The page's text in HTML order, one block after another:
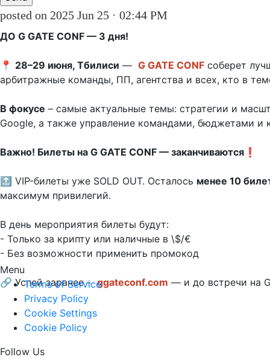
posted on 2025 Jun 25 · 02:44 PM
ДО G GATE CONF — 3 дня!
📍 28–29 июня, Тбилиси — G GATE CONF соберет
арбитражные команды, ПП, агентства и всех, кто в
В фокусе – самые актуальные темы: стратегии и
Google, а также управление командами, бюджетами и
Важно! Билеты на G GATE CONF — заканчиваются ❗
🔝 VIP-билеты уже SOLD OUT. Осталось менее 10
максимум привилегий.
В день мероприятия билеты будут:
- Только за крипту или наличные в \$/€
- Без возможности применить промокод
🔗 Успей заранее - ggateconf.com — и до
Menu
Terms of Service
Privacy Policy
Cookie Settings
Cookie Policy
Follow Us